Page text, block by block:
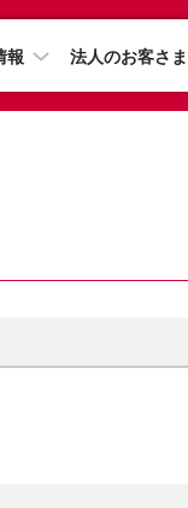
報 法人のお客さま